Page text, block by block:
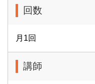
回数
月1回
講師